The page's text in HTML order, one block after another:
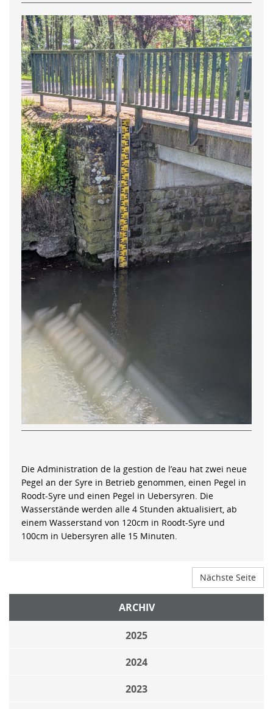
Die Administration de la gestion de l’eau hat zwei neue
Pegel an der Syre in Betrieb genommen, einen Pegel in
Roodt-Syre und einen Pegel in Uebersyren. Die
Wasserstände werden alle 4 Stunden aktualisiert, ab
einem Wasserstand von 120cm in Roodt-Syre und
100cm in Uebersyren alle 15 Minuten.
Nächste Seite
ARCHIV
2025
2024
2023